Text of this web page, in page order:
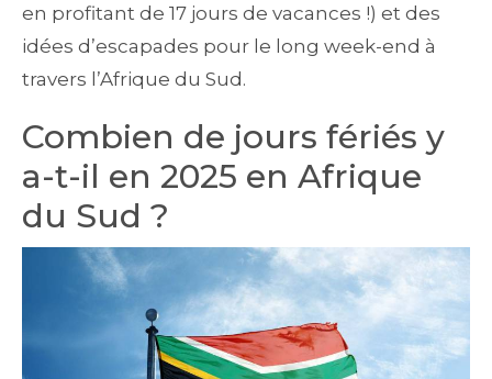
en profitant de 17 jours de vacances !) et des
idées d’escapades pour le long week-end à
travers l’Afrique du Sud.
Combien de jours fériés y
a-t-il en 2025 en Afrique
du Sud ?